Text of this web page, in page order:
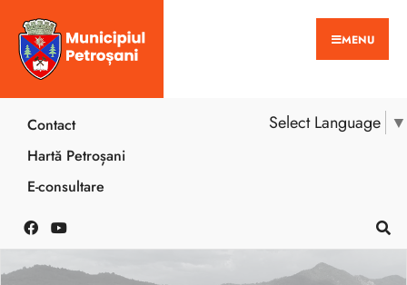
MENU
Select Language ▼
Contact
Hartă Petroșani
E-consultare